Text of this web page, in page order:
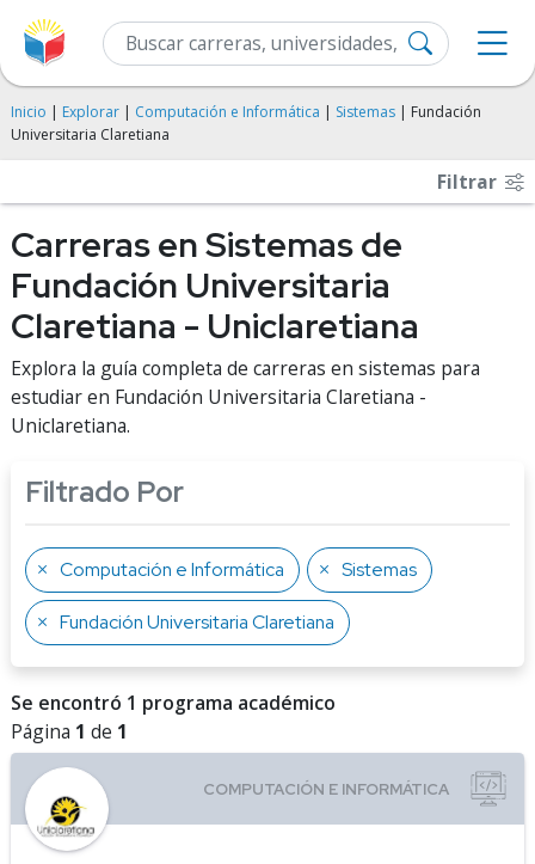
Inicio | Explorar | Computación e Informática | Sistemas | Fundación
Universitaria Claretiana
Filtrar
Carreras en Sistemas de
Fundación Universitaria
Claretiana - Uniclaretiana
Explora la guía completa de carreras en sistemas para
estudiar en Fundación Universitaria Claretiana -
Uniclaretiana.
Filtrado Por
Computación e Informática Sistemas
Fundación Universitaria Claretiana
Se encontró 1 programa académico
Página 1 de 1